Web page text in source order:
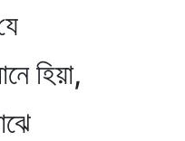
হিয়া,